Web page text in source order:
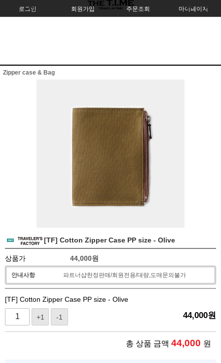
로그인 회원가입 주문조회 마이페이지
Zipper case & Bag
[TF] Cotton Zipper Case PP size - Olive
상품가 44,000원
안내사항 파트너샵한정판매/회원전용/대량,도매문의불가
[TF] Cotton Zipper Case PP size - Olive
+1 -1 44,000원
총 상품 금액 44,000 원